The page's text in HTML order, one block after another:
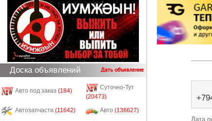
Доска объявлений Дать объявление
Авто под заказ (184)
Суточно-Тут
(20473)
Автозапчасти (11642) Авто (136627)
Дата